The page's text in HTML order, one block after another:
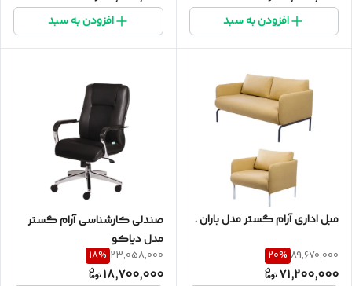
افزودن به سبد افزودن به سبد
مبل اداری آرام گستر مدل باران .
89,670,000
20%
71,200,000
صندلی کارشناسی آرام گستر
مدل دیاکو
23,058,000
18%
18,700,000